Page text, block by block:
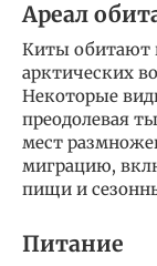
Ареал
Киты обитают
арктических
Некоторые
преодолевая
мест
миграцию,
пищи и
Питание